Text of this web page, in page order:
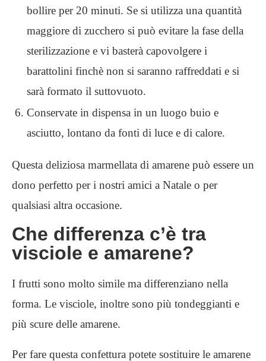
bollire per 20 minuti. Se si utilizza una quantità
maggiore di zucchero si può evitare la fase della
sterilizzazione e vi basterà capovolgere i
barattolini finchè non si saranno raffreddati e si
sarà formato il suttovuoto.
Conservate in dispensa in un luogo buio e
asciutto, lontano da fonti di luce e di calore.
Questa deliziosa marmellata di amarene può essere un
dono perfetto per i nostri amici a Natale o per
qualsiasi altra occasione.
Che differenza c’è tra
visciole e amarene?
I frutti sono molto simile ma differenziano nella
forma. Le visciole, inoltre sono più tondeggianti e
più scure delle amarene.
Per fare questa confettura potete sostituire le amarene